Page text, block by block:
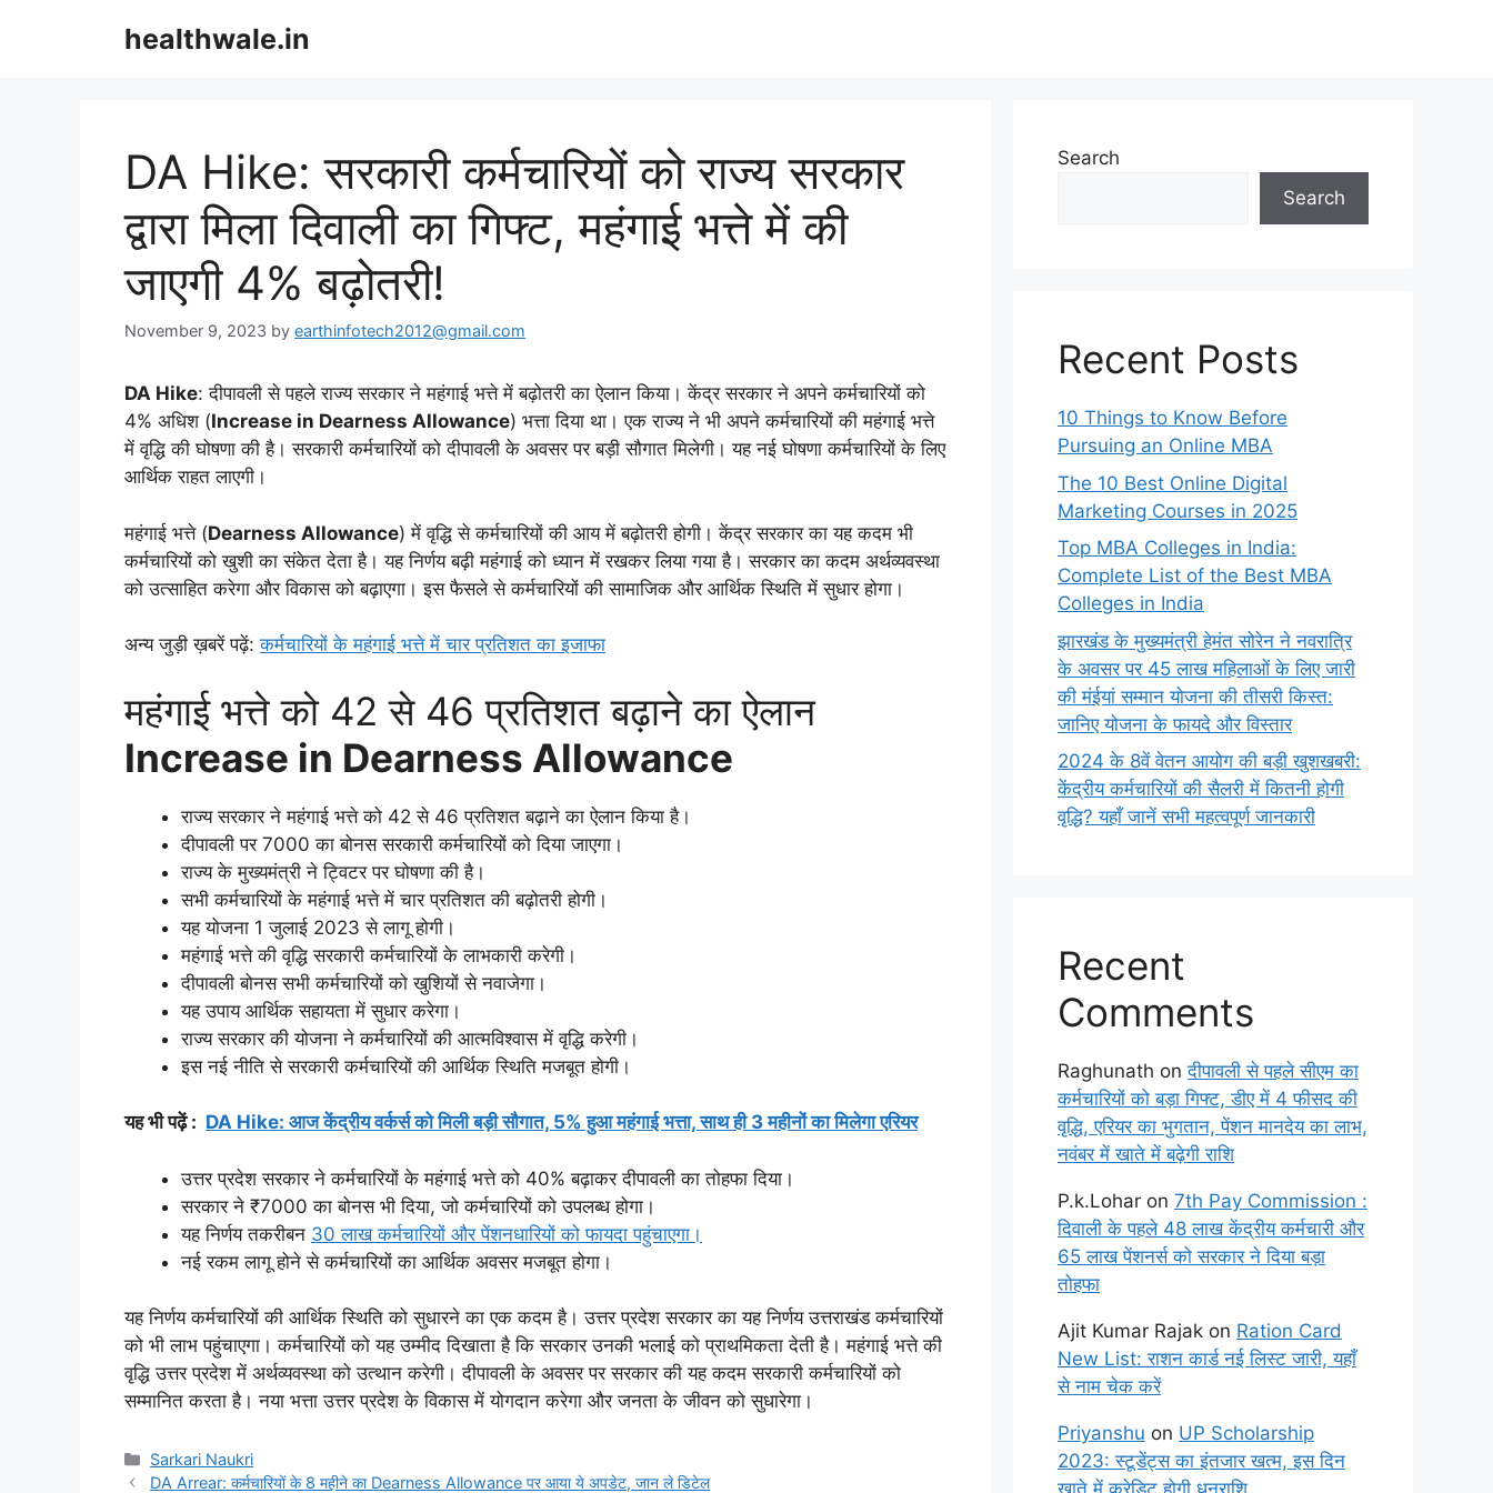
healthwale.in
DA Hike: सरकारी कर्मचारियों को राज्य सरकार
द्वारा मिला दिवाली का गिफ्ट, महंगाई भत्ते में की
जाएगी 4% बढ़ोतरी!
November 9, 2023 by earthinfotech2012@gmail.com
DA Hike: दीपावली से पहले राज्य सरकार ने महंगाई भत्ते में बढ़ोतरी का ऐलान किया। केंद्र सरकार ने अपने कर्मचारियों को
4% अधिश (Increase in Dearness Allowance) भत्ता दिया था। एक राज्य ने भी अपने कर्मचारियों की महंगाई भत्ते
में वृद्धि की घोषणा की है। सरकारी कर्मचारियों को दीपावली के अवसर पर बड़ी सौगात मिलेगी। यह नई घोषणा कर्मचारियों के लिए
आर्थिक राहत लाएगी।
महंगाई भत्ते (Dearness Allowance) में वृद्धि से कर्मचारियों की आय में बढ़ोतरी होगी। केंद्र सरकार का यह कदम भी
कर्मचारियों को खुशी का संकेत देता है। यह निर्णय बढ़ी महंगाई को ध्यान में रखकर लिया गया है। सरकार का कदम अर्थव्यवस्था
को उत्साहित करेगा और विकास को बढ़ाएगा। इस फैसले से कर्मचारियों की सामाजिक और आर्थिक स्थिति में सुधार होगा।
अन्य जुड़ी ख़बरें पढ़ें:कर्मचारियों के महंगाई भत्ते में चार प्रतिशत का इजाफा
महंगाई भत्ते को 42 से 46 प्रतिशत बढ़ाने का ऐलान
Increase in Dearness Allowance
राज्य सरकार ने महंगाई भत्ते को 42 से 46 प्रतिशत बढ़ाने का ऐलान किया है।
दीपावली पर 7000 का बोनस सरकारी कर्मचारियों को दिया जाएगा।
राज्य के मुख्यमंत्री ने ट्विटर पर घोषणा की है।
सभी कर्मचारियों के महंगाई भत्ते में चार प्रतिशत की बढ़ोतरी होगी।
यह योजना 1 जुलाई 2023 से लागू होगी।
महंगाई भत्ते की वृद्धि सरकारी कर्मचारियों के लाभकारी करेगी।
दीपावली बोनस सभी कर्मचारियों को खुशियों से नवाजेगा।
यह उपाय आर्थिक सहायता में सुधार करेगा।
राज्य सरकार की योजना ने कर्मचारियों की आत्मविश्वास में वृद्धि करेगी।
इस नई नीति से सरकारी कर्मचारियों की आर्थिक स्थिति मजबूत होगी।
यह भी पढ़ें : DA Hike: आज केंद्रीय वर्कर्स को मिली बड़ी सौगात, 5% हुआ महंगाई भत्ता, साथ ही 3 महीनों का मिलेगा एरियर
उत्तर प्रदेश सरकार ने कर्मचारियों के महंगाई भत्ते को 40% बढ़ाकर दीपावली का तोहफा दिया।
सरकार ने ₹7000 का बोनस भी दिया, जो कर्मचारियों को उपलब्ध होगा।
यह निर्णय तकरीबन 30 लाख कर्मचारियों और पेंशनधारियों को फायदा पहुंचाएगा।
नई रकम लागू होने से कर्मचारियों का आर्थिक अवसर मजबूत होगा।
यह निर्णय कर्मचारियों की आर्थिक स्थिति को सुधारने का एक कदम है। उत्तर प्रदेश सरकार का यह निर्णय उत्तराखंड कर्मचारियों
को भी लाभ पहुंचाएगा। कर्मचारियों को यह उम्मीद दिखाता है कि सरकार उनकी भलाई को प्राथमिकता देती है। महंगाई भत्ते की
वृद्धि उत्तर प्रदेश में अर्थव्यवस्था को उत्थान करेगी। दीपावली के अवसर पर सरकार की यह कदम सरकारी कर्मचारियों को
सम्मानित करता है। नया भत्ता उत्तर प्रदेश के विकास में योगदान करेगा और जनता के जीवन को सुधारेगा।
Categories
Sarkari Naukri
DA Arrear: कर्मचारियों के 8 महीने का Dearness Allowance पर आया ये अपडेट, जान ले डिटेल
Search
Search
Recent Posts
10 Things to Know Before
Pursuing an Online MBA
The 10 Best Online Digital
Marketing Courses in 2025
Top MBA Colleges in India:
Complete List of the Best MBA
Colleges in India
झारखंड के मुख्यमंत्री हेमंत सोरेन ने नवरात्रि
के अवसर पर 45 लाख महिलाओं के लिए जारी
की मंईयां सम्मान योजना की तीसरी किस्त:
जानिए योजना के फायदे और विस्तार
2024 के 8वें वेतन आयोग की बड़ी खुशखबरी:
केंद्रीय कर्मचारियों की सैलरी में कितनी होगी
वृद्धि? यहाँ जानें सभी महत्वपूर्ण जानकारी
Recent
Comments
Raghunath onदीपावली से पहले सीएम का
कर्मचारियों को बड़ा गिफ्ट, डीए में 4 फीसद की
वृद्धि, एरियर का भुगतान, पेंशन मानदेय का लाभ,
नवंबर में खाते में बढ़ेगी राशि
P.k.Lohar on 7th Pay Commission :
दिवाली के पहले 48 लाख केंद्रीय कर्मचारी और
65 लाख पेंशनर्स को सरकार ने दिया बड़ा
तोहफा
Ajit Kumar Rajak on Ration Card
New List: राशन कार्ड नई लिस्ट जारी, यहाँ
से नाम चेक करें
Priyanshu on UP Scholarship
2023: स्टूडेंट्स का इंतजार खत्म, इस दिन
खाते में क्रेडिट होगी धनराशि